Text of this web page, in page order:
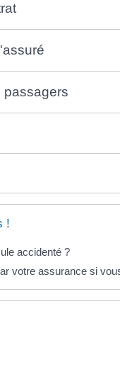
passagers
!
accidenté ?
votre assurance si